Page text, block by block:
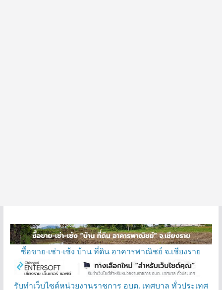
ซื้อขาย-เช่า-เซ้ง บ้าน ที่ดิน อาคารพาณิชย์ จ.เชียงราย
รับทำเว็บไซต์หน่วยงานราชการ อบต. เทศบาล ทั่วประเทศ